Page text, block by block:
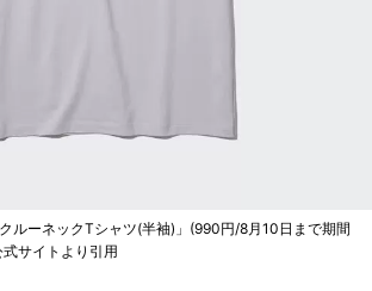
ルーネックTシャツ(半袖)」(990円/8月10日まで期間
サイトより引用